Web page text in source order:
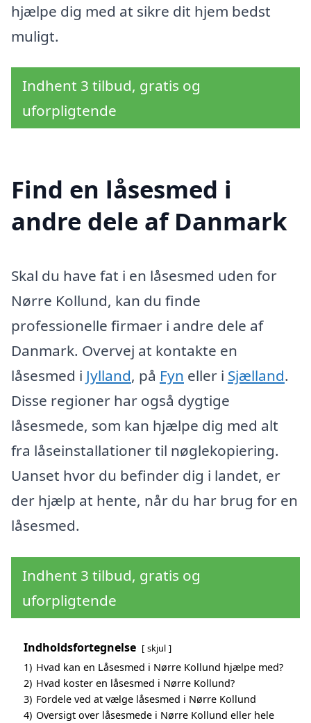
hjælpe dig med at sikre dit hjem bedst
muligt.
Indhent 3 tilbud, gratis og
uforpligtende
Find en låsesmed i
andre dele af Danmark
Skal du have fat i en låsesmed uden for
Nørre Kollund, kan du finde
professionelle firmaer i andre dele af
Danmark. Overvej at kontakte en
låsesmed i Jylland, på Fyn eller i Sjælland.
Disse regioner har også dygtige
låsesmede, som kan hjælpe dig med alt
fra låseinstallationer til nøglekopiering.
Uanset hvor du befinder dig i landet, er
der hjælp at hente, når du har brug for en
låsesmed.
Indhent 3 tilbud, gratis og
uforpligtende
Indholdsfortegnelse skjul
1) Hvad kan en Låsesmed i Nørre Kollund hjælpe med?
2) Hvad koster en låsesmed i Nørre Kollund?
3) Fordele ved at vælge låsesmed i Nørre Kollund
4) Oversigt over låsesmede i Nørre Kollund eller hele